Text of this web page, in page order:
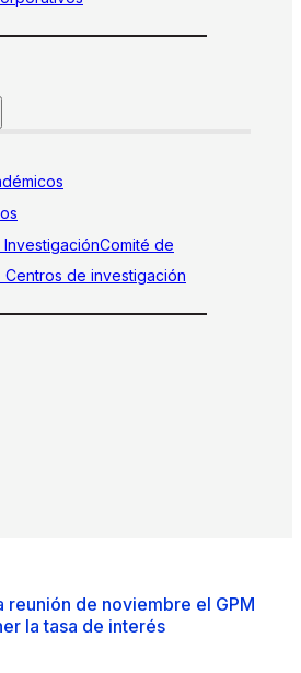
Comité de
Centros de investigación
reunión de noviembre el GPM
la tasa de interés